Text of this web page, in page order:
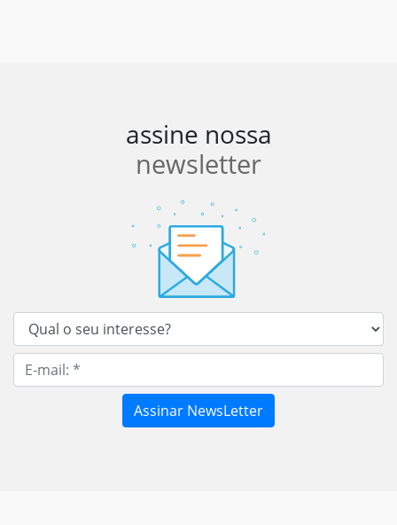
assine nossa
newsletter